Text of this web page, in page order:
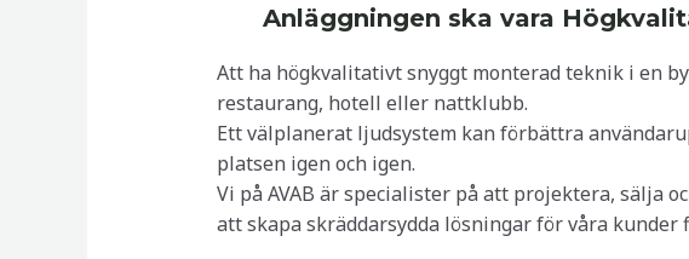
Anläggningen ska vara
Att ha högkvalitativt snyggt monterad teknik i en
restaurang, hotell eller nattklubb.
Ett välplanerat ljudsystem kan förbättra
platsen igen och igen.
Vi på AVAB är specialister på att projektera, sälja
att skapa skräddarsydda lösningar för våra